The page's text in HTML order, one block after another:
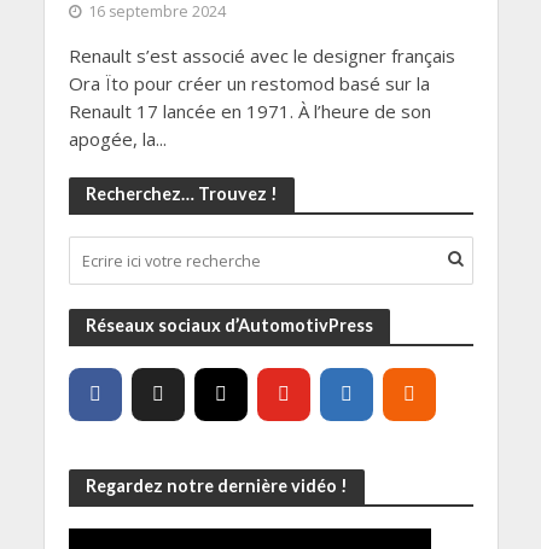
16 septembre 2024
Renault s’est associé avec le designer français
Ora Ïto pour créer un restomod basé sur la
Renault 17 lancée en 1971. À l’heure de son
apogée, la...
Recherchez… Trouvez !
Réseaux sociaux d’AutomotivPress
Regardez notre dernière vidéo !